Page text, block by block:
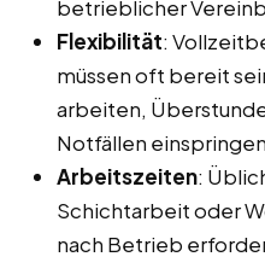
betrieblicher
Flexibilität:
müssen oft bereit
arbeiten,
Notfällen
Arbeitszeiten:
Schichtarbeit oder
nach Betrieb